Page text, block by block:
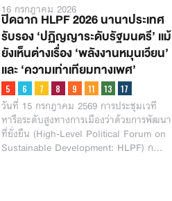
16 กรกฎาคม 2026
ปิดฉาก HLPF 2026 นานาประเทศ
รับรอง ‘ปฏิญญาระดับรัฐมนตรี’ เเม้
ยังเห็นต่างเรื่อง ‘พลังงานหมุนเวียน’
เเละ ‘ความเท่าเทียมทางเพศ’
วันที่ 15 กรกฎาคม 2569 การประชุมเวที
หารือระดับสูงทางการเมืองว่าด้วยการพัฒนา
ที่ยั่งยืน (High-Level Political Forum on
Sustainable Development: HLPF) ก…